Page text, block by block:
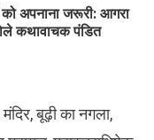
अपनाना जरूरी: आगरा
कथावाचक पंडित
बूढ़ी का नगला,